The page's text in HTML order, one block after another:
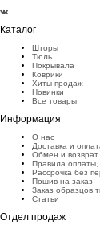
Каталог
Шторы
Тюль
Покрывала
Коврики
Хиты продаж
Новинки
Все товары
Информация
О нас
Доставка и
Обмен и возврат
Правила оплаты,
Рассрочка без
Пошив на заказ
Заказ образцов
Статьи
Отдел продаж